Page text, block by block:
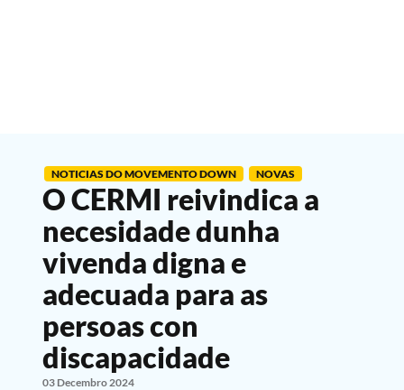
NOTICIAS DO MOVEMENTO DOWN NOVAS
O CERMI reivindica a
necesidade dunha
vivenda digna e
adecuada para as
persoas con
discapacidade
03 Decembro 2024